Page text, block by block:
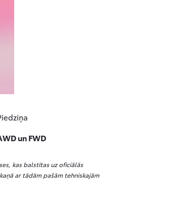
un FWD
kas balstītas uz oficiālās
ar tādām pašām tehniskajām